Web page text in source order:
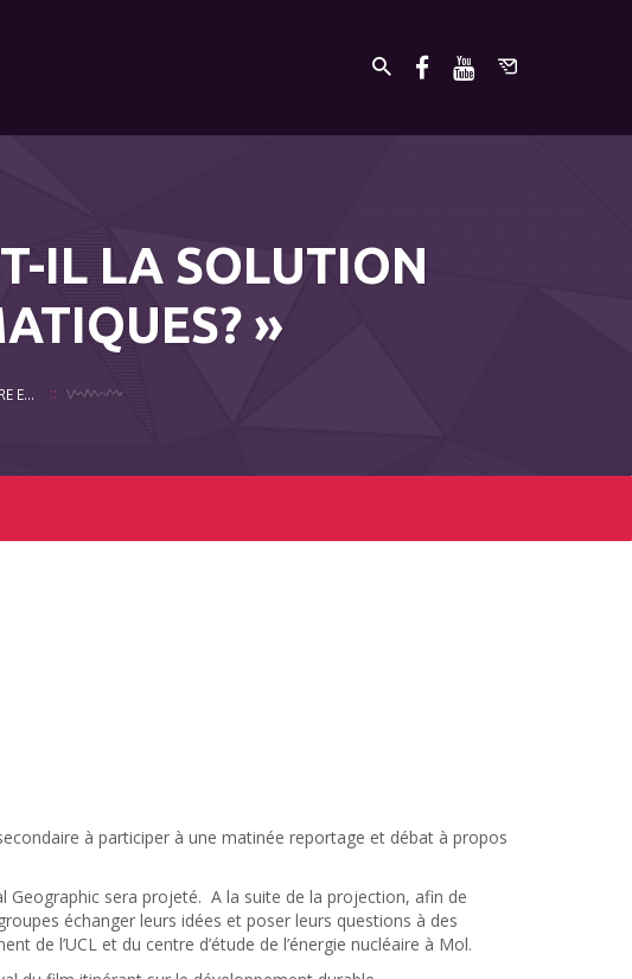
IL LA SOLUTION
»
»
à participer à une matinée reportage et débat à propos
sera projeté. A la suite de la projection, afin de
échanger leurs idées et poser leurs questions à des
de l’UCL et du centre d’étude de l’énergie nucléaire à Mol.